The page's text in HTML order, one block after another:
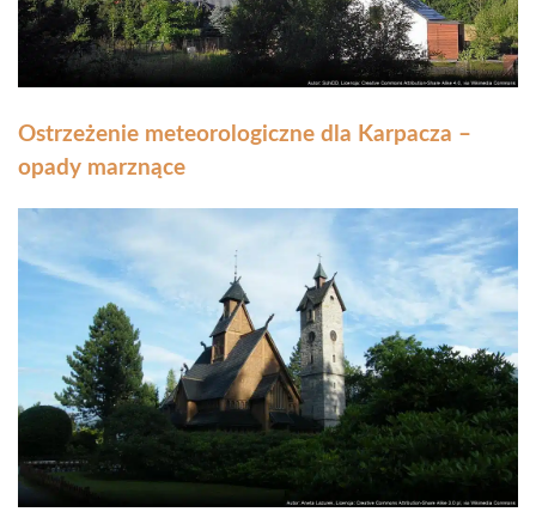
Ostrzeżenie meteorologiczne dla Karpacza –
opady marznące